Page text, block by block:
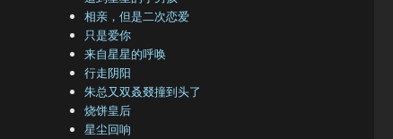
相亲，但是二次恋爱
只是爱你
来自星星的呼唤
行走阴阳
朱总又双叒叕撞到头了
烧饼皇后
星尘回响